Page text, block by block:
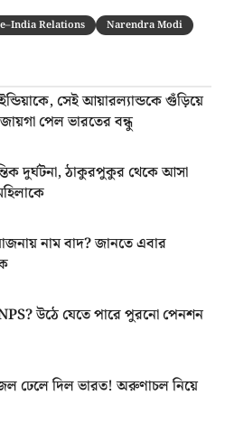
Relations Narendra Modi
সেই আয়ারল্যান্ডকে গুঁড়িয়ে
পেল ভারতের বন্ধু
দুর্ঘটনা, ঠাকুরপুকুর থেকে আসা
নাম বাদ? জানতে এবার
উঠে যেতে পারে পুরনো পেনশন
জল ঢেলে দিল ভারত! অরুণাচল নিয়ে